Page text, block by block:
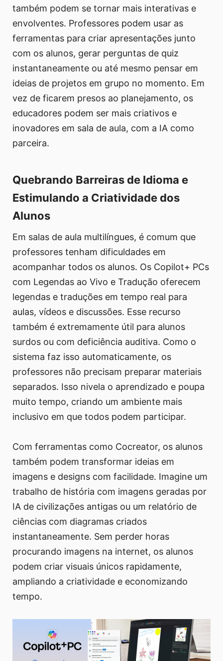
também podem se tornar mais interativas e
envolventes. Professores podem usar as
ferramentas para criar apresentações junto
com os alunos, gerar perguntas de quiz
instantaneamente ou até mesmo pensar em
ideias de projetos em grupo no momento. Em
vez de ficarem presos ao planejamento, os
educadores podem ser mais criativos e
inovadores em sala de aula, com a IA como
parceira.
Quebrando Barreiras de Idioma e
Estimulando a Criatividade dos
Alunos
Em salas de aula multilíngues, é comum que
professores tenham dificuldades em
acompanhar todos os alunos. Os Copilot+ PCs
com Legendas ao Vivo e Tradução oferecem
legendas e traduções em tempo real para
aulas, vídeos e discussões. Esse recurso
também é extremamente útil para alunos
surdos ou com deficiência auditiva. Como o
sistema faz isso automaticamente, os
professores não precisam preparar materiais
separados. Isso nivela o aprendizado e poupa
muito tempo, criando um ambiente mais
inclusivo em que todos podem participar.
Com ferramentas como Cocreator, os alunos
também podem transformar ideias em
imagens e designs com facilidade. Imagine um
trabalho de história com imagens geradas por
IA de civilizações antigas ou um relatório de
ciências com diagramas criados
instantaneamente. Sem perder horas
procurando imagens na internet, os alunos
podem criar visuais únicos rapidamente,
ampliando a criatividade e economizando
tempo.